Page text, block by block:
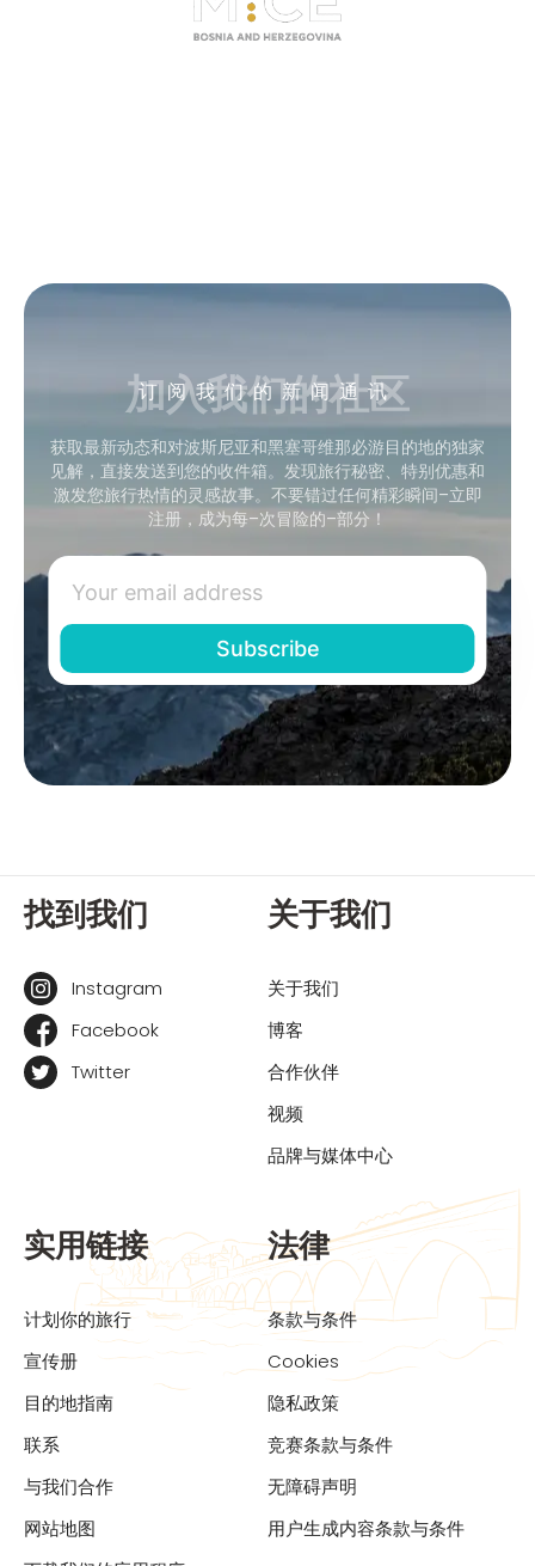
订阅我们的新闻通讯
加入我们的社区
获取最新动态和对波斯尼亚和黑塞哥维那必游目的地的独家
见解，直接发送到您的收件箱。发现旅行秘密、特别优惠和
激发您旅行热情的灵感故事。不要错过任何精彩瞬间–立即
注册，成为每–次冒险的–部分！
找到我们
Instagram
Facebook
Twitter
关于我们
关于我们
博客
合作伙伴
视频
品牌与媒体中心
实用链接
计划你的旅行
宣传册
目的地指南
联系
与我们合作
网站地图
法律
条款与条件
Cookies
隐私政策
竞赛条款与条件
无障碍声明
用户生成内容条款与条件